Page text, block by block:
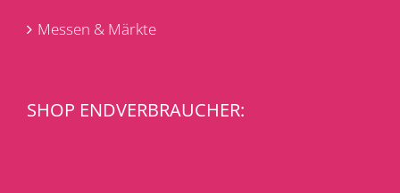
Messen & Märkte
SHOP ENDVERBRAUCHER: